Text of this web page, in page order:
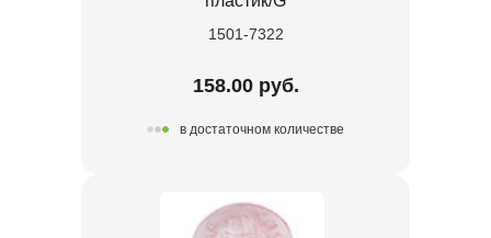
1501-7322
158.00 руб.
в достаточном количестве